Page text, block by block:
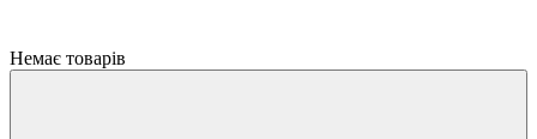
Немає товарів